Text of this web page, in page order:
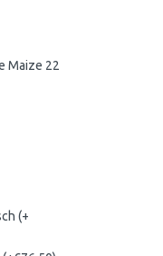
Maize 22
(+